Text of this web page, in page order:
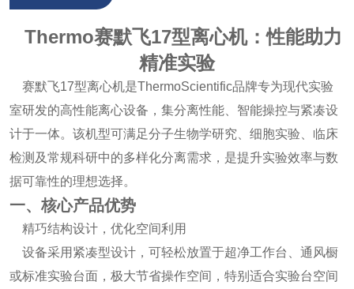
Thermo赛默飞17型离心机：性能助力
精准实验
赛默飞17型离心机是ThermoScientific品牌专为现代实验
室研发的高性能离心设备，集分离性能、智能操控与紧凑设
计于一体。该机型可满足分子生物学研究、细胞实验、临床
检测及常规科研中的多样化分离需求，是提升实验效率与数
据可靠性的理想选择。
一、核心产品优势
精巧结构设计，优化空间利用
设备采用紧凑型设计，可轻松放置于超净工作台、通风橱
或标准实验台面，极大节省操作空间，特别适合实验台空间